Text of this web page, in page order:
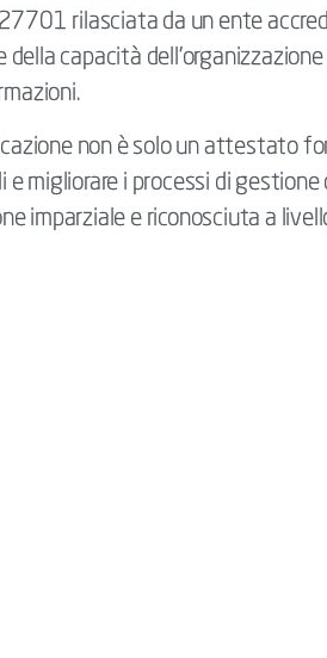
rilasciata da un ente
della capacità
non è solo un attestato
e migliorare i processi di
imparziale e riconosciuta a